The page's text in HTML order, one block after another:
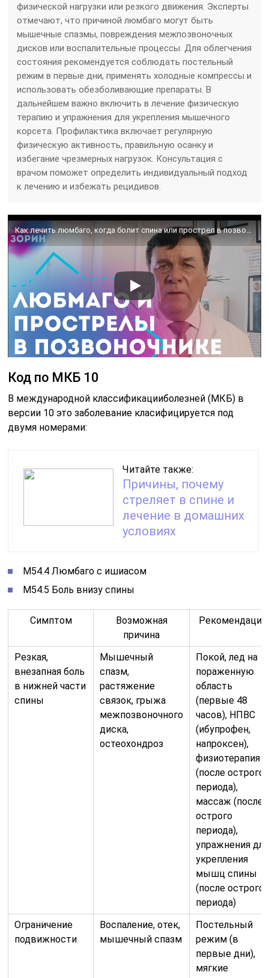
физической нагрузки или резкого движения. Эксперты
отмечают, что причиной люмбаго могут быть
мышечные спазмы, повреждения межпозвоночных
дисков или воспалительные процессы. Для облегчения
состояния рекомендуется соблюдать постельный
режим в первые дни, применять холодные компрессы и
использовать обезболивающие препараты. В
дальнейшем важно включить в лечение физическую
терапию и упражнения для укрепления мышечного
корсета. Профилактика включает регулярную
физическую активность, правильную осанку и
избегание чрезмерных нагрузок. Консультация с
врачом поможет определить индивидуальный подход
к лечению и избежать рецидивов.
Код по МКБ 10
В международной классификацииболезней (МКБ) в
версии 10 это заболевание класифицируется под
двумя номерами:
Читайте также:
Причины, почему
стреляет в спине и
лечение в домашних
условиях
M54.4 Люмбаго с ишиасом
M54.5 Боль внизу спины
Симптом
Возможная
причина
Рекомендации
Резкая,
внезапная боль
в нижней части
спины
Мышечный
спазм,
растяжение
связок, грыжа
межпозвоночного
диска,
остеохондроз
Покой, лед на
пораженную
область
(первые 48
часов), НПВС
(ибупрофен,
напроксен),
физиотерапия
(после острого
периода),
массаж (после
острого
периода),
упражнения для
укрепления
мышц спины
(после острого
периода)
Ограничение
подвижности
Воспаление, отек,
мышечный спазм
Постельный
режим (в
первые дни),
мягкие